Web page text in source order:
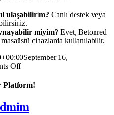
ulaşabilirim? Canlı destek veya
miyim? Evet, Betonred
cihazlarda kullanılabilir.
September 16,
Offon
Dünyasında
Casino
Platform!